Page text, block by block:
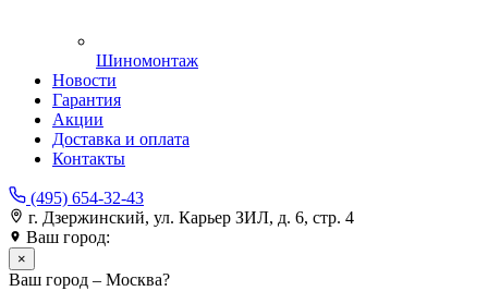
Шиномонтаж
Новости
Гарантия
Акции
Доставка и оплата
Контакты
(495) 654-32-43
г. Дзержинский, ул. Карьер ЗИЛ, д. 6, стр. 4
Ваш город:
×
Ваш город – Москва?